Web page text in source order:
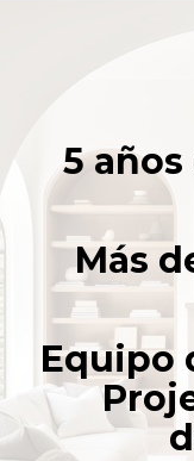
5
Más
Equipo